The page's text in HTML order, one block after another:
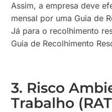
Assim, a empresa deve
mensal por uma Guia de
Já para o recolhimento
Guia de Recolhimento
3. Risco
Trabalho